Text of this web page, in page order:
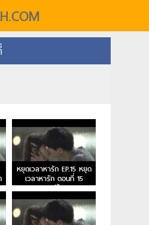
หยุดเวลาหารัก EP.15 หยุด
เวลาหารัก ตอนที่ 15
พากย์ไทย